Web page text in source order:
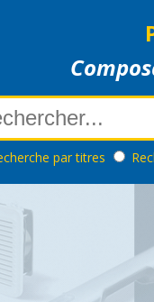
par titres